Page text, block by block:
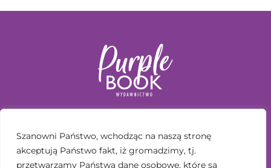
Szanowni Państwo, wchodząc na naszą stronę
akceptują Państwo fakt, iż gromadzimy, tj.
przetwarzamy Państwa dane osobowe, które są
KSIĄŻKI
SERIE
AUTORZY